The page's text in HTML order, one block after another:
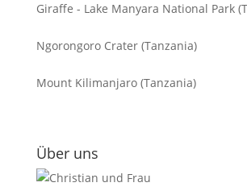
Giraffe - Lake Manyara National Park
Ngorongoro Crater (Tanzania)
Mount Kilimanjaro (Tanzania)
Über uns